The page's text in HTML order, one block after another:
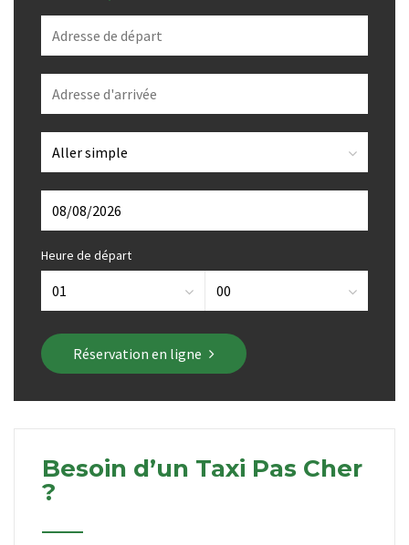
Heure de départ
Réservation en ligne
Besoin d’un Taxi Pas Cher
?